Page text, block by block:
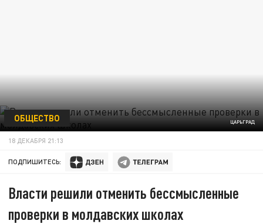
ЦАРЬГРАД
ОБЩЕСТВО
18 ДЕКАБРЯ 21:13
ПОДПИШИТЕСЬ:
Власти решили отменить бессмысленные
проверки в молдавских школах